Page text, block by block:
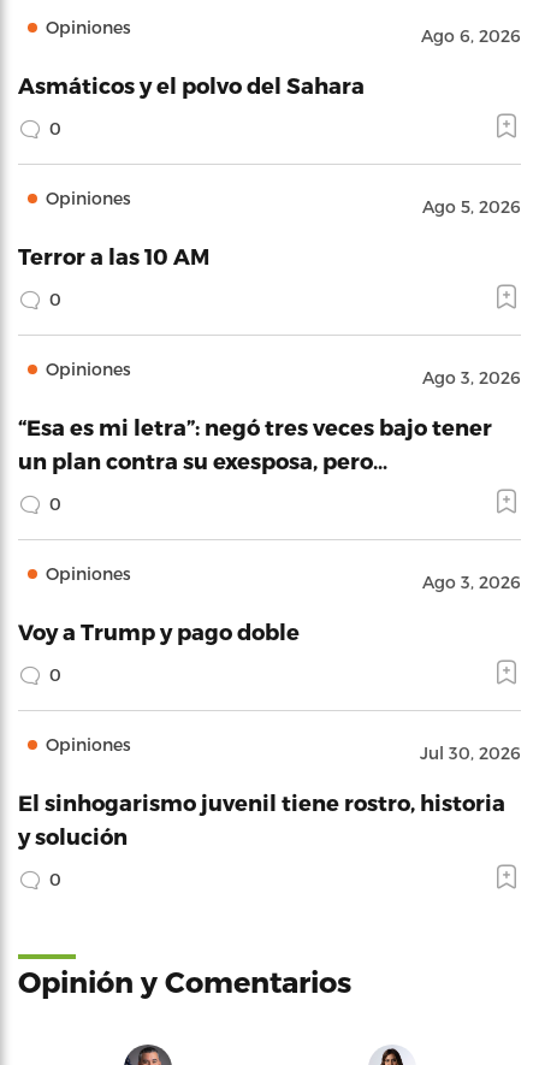
Opiniones Ago 6, 2026
Asmáticos y el polvo del Sahara
0
Opiniones Ago 5, 2026
Terror a las 10 AM
0
Opiniones Ago 3, 2026
“Esa es mi letra”: negó tres veces bajo tener
un plan contra su exesposa, pero…
0
Opiniones Ago 3, 2026
Voy a Trump y pago doble
0
Opiniones Jul 30, 2026
El sinhogarismo juvenil tiene rostro, historia
y solución
0
Opinión y Comentarios